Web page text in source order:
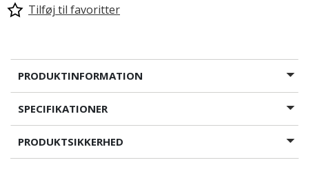
Tilføj til favoritter
PRODUKTINFORMATION
SPECIFIKATIONER
PRODUKTSIKKERHED